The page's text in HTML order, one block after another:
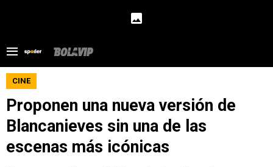
CINE
Proponen una nueva versión de
Blancanieves sin una de las
escenas más icónicas